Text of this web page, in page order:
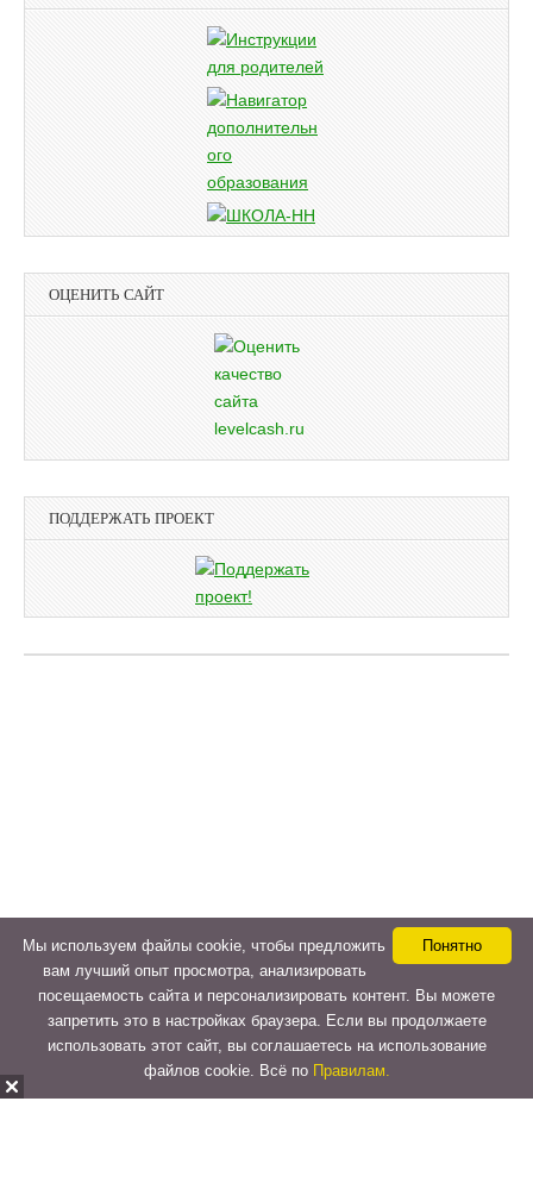
ОЦЕНИТЬ САЙТ
ПОДДЕРЖАТЬ ПРОЕКТ
Понятно
Мы используем файлы cookie, чтобы предложить
вам лучший опыт просмотра, анализировать
посещаемость сайта и персонализировать контент. Вы можете
запретить это в настройках браузера. Если вы продолжаете
использовать этот сайт, вы соглашаетесь на использование
файлов cookie. Всё по Правилам.